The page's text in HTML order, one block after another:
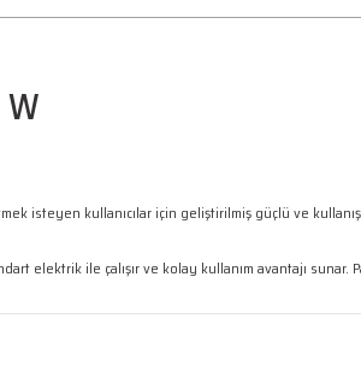
isteyen kullanıcılar için geliştirilmiş güçlü ve
elektrik ile çalışır ve kolay kullanım avantajı